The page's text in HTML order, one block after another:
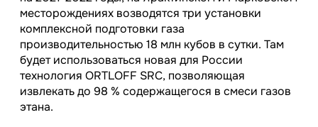
месторождениях возводятся три установки
комплексной подготовки газа
производительностью 18 млн кубов в сутки. Там
будет использоваться новая для России
технология ORTLOFF SRC, позволяющая
извлекать до 98 % содержащегося в смеси газов
этана.